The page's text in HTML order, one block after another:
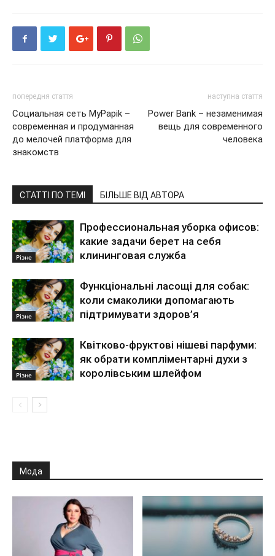
попередня стаття
Социальная сеть MyPapik –
современная и продуманная
до мелочей платформа для
знакомств
наступна стаття
Power Bank – незаменимая
вещь для современного
человека
СТАТТІ ПО ТЕМІ БІЛЬШЕ ВІД АВТОРА
Різне
Профессиональная уборка офисов:
какие задачи берет на себя
клининговая служба
Різне
Функціональні ласощі для собак:
коли смаколики допомагають
підтримувати здоров’я
Різне
Квітково-фруктові нішеві парфуми:
як обрати компліментарні духи з
королівським шлейфом
Мода